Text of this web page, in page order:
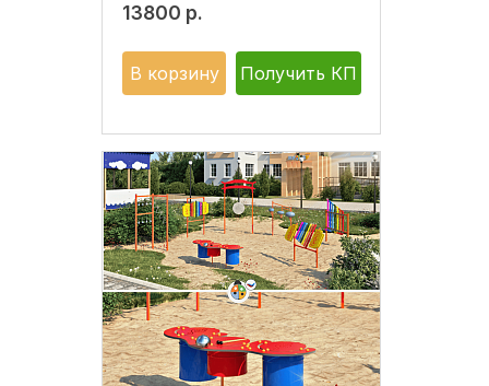
13800 р.
В корзину Получить КП